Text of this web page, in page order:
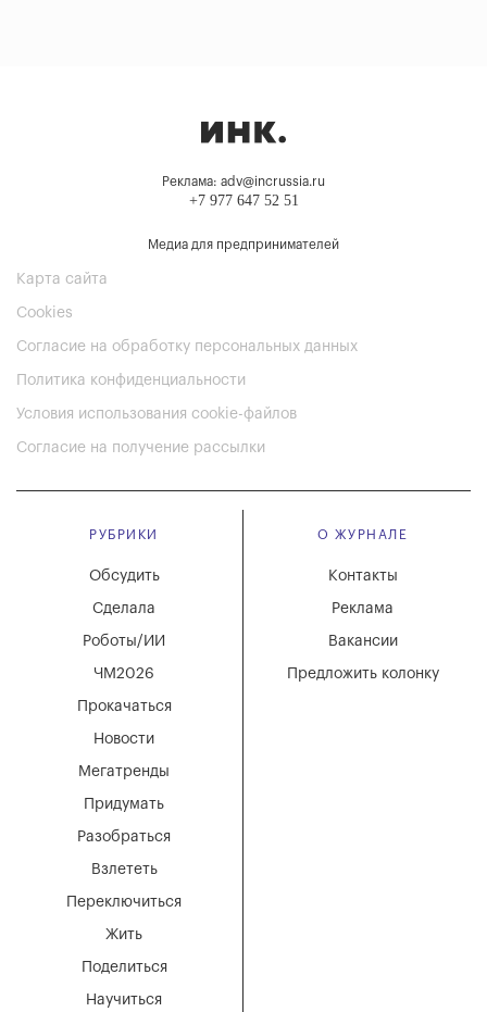
Реклама: adv@incrussia.ru
+7 977 647 52 51
Медиа для предпринимателей
Карта сайта
Cookies
Согласие на обработку персональных данных
Политика конфиденциальности
Условия использования cookie-файлов
Согласие на получение рассылки
РУБРИКИ
Мегатренды
Придумать
Разобраться
Взлететь
Новости
Переключиться
Жить
Поделиться
Научиться
Обсудить
Сделала
Роботы/ИИ
ЧМ2026
Прокачаться
О ЖУРНАЛЕ
Вакансии
Реклама
Контакты
Предложить колонку